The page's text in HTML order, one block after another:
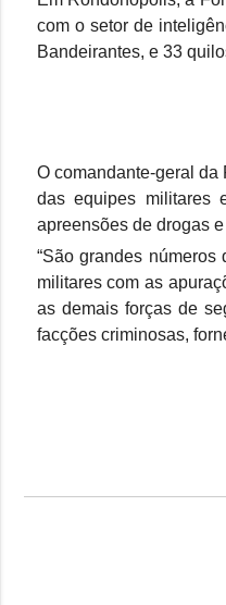
com o setor de
Bandeirantes, e 33
O comandante-geral
das equipes militares
apreensões de drogas
“São grandes
militares com as
as demais forças de
facções criminosas,